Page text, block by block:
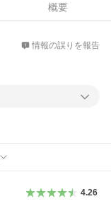
概要
情報の誤りを報告
4.26